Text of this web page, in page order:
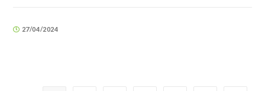
27/04/2024